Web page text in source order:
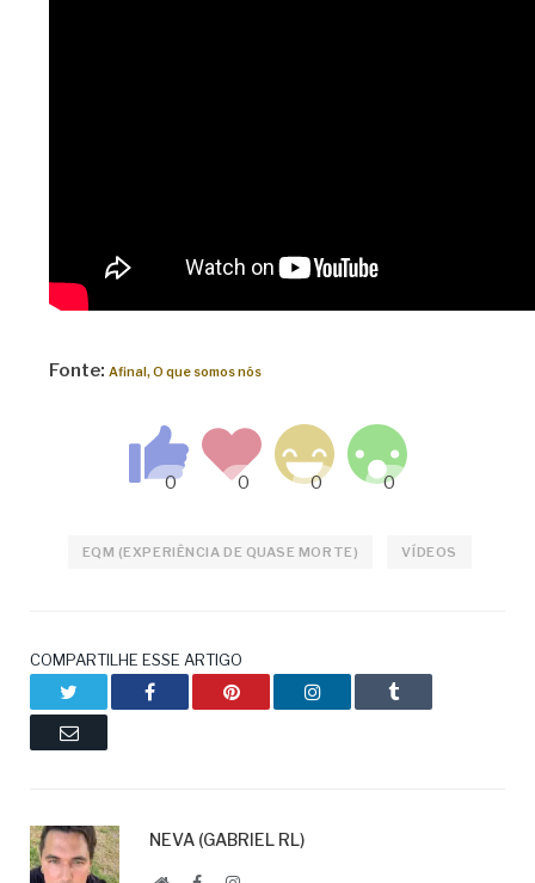
Fonte: Afinal, O que somos nós
EQM (EXPERIÊNCIA DE QUASE MORTE) VÍDEOS
COMPARTILHE ESSE ARTIGO
Facebook Pinterest LinkedIn Tumblr
Email
NEVA (GABRIEL RL)